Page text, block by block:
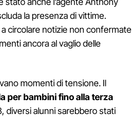
la presenza di vittime.
circolare notizie non confermate
ancora al vaglio delle
momenti di tensione. Il
per bambini fino alla terza
diversi alunni sarebbero stati